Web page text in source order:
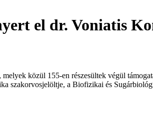
el dr. Voniatis
, melyek közül 155-en részesültek végül
szakorvosjelöltje, a Biofizikai és